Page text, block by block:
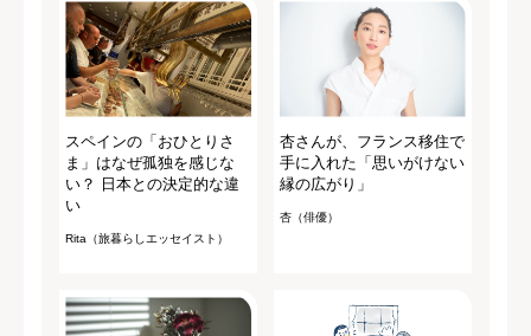
スペインの「おひとりさ
ま」はなぜ孤独を感じな
い？ 日本との決定的な違
い
Rita（旅暮らしエッセイスト）
杏さんが、フランス移住で
手に入れた「思いがけない
縁の広がり」
杏（俳優）